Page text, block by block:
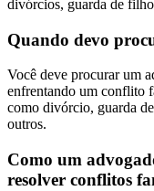
divórcios, guarda de
Quando devo
Você deve procurar um
enfrentando um conflito
como divórcio, guarda
outros.
Como um
resolver conflitos